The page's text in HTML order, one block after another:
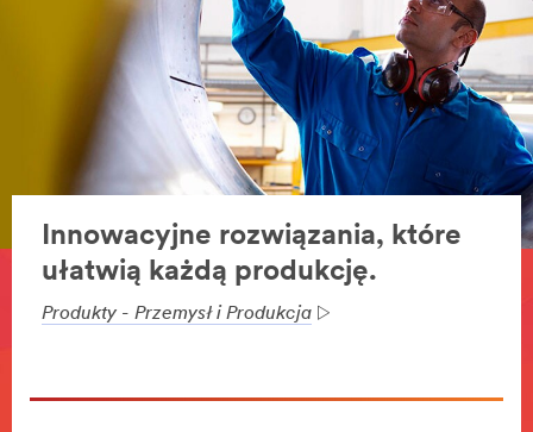
Innowacyjne rozwiązania, które
ułatwią każdą produkcję.
Produkty - Przemysł i Produkcja